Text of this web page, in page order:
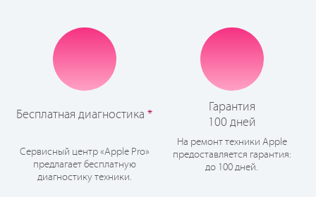
Бесплатная диагностика *
Сервисный центр «Apple Pro»
предлагает бесплатную
диагностику техники.
Гарантия
100 дней
На ремонт техники Apple
предоставляется гарантия:
до 100 дней.